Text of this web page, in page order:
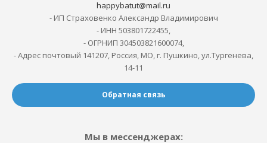
happybatut@mail.ru
- ИП Страховенко Александр Владимирович
- ИНН 503801722455,
- ОГРНИП 304503821600074,
- Адрес почтовый 141207, Россия, МО, г. Пушкино, ул.Тургенева,
14-11
Обратная связь
Мы в мессенджерах: